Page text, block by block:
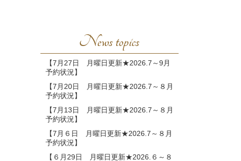
News topics
【7月27日 月曜日更新★2026.7～9月
予約状況】
【7月20日 月曜日更新★2026.7～８月
予約状況】
【7月13日 月曜日更新★2026.7～８月
予約状況】
【7月６日 月曜日更新★2026.7～８月
予約状況】
【６月29日 月曜日更新★2026.６～８